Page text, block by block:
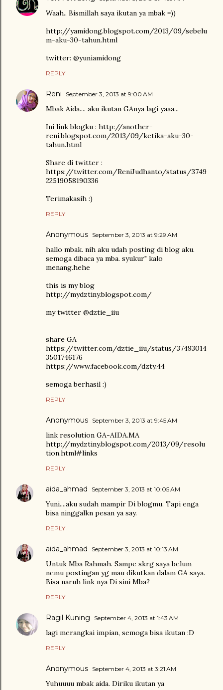
Waah.. Bismillah saya ikutan ya mbak =))
http://yamidong.blogspot.com/2013/09/sebelu
m-aku-30-tahun.html
twitter: @yuniamidong
REPLY
Reni September 3, 2013 at 9:00 AM
Mbak Aida.... aku ikutan GAnya lagi yaaa...
Ini link blogku : http://another-
reni.blogspot.com/2013/09/ketika-aku-30-
tahun.html
Share di twitter :
https://twitter.com/ReniJudhanto/status/3749
22519058190336
Terimakasih :)
REPLY
Anonymous September 3, 2013 at 9:29 AM
hallo mbak. nih aku udah posting di blog aku.
semoga dibaca ya mba. syukur" kalo
menang.hehe
this is my blog
http://mydztiny.blogspot.com/
my twitter @dztie_iiu
share GA
https://twitter.com/dztie_iiu/status/37493014
3501746176
https://www.facebook.com/dzty.44
semoga berhasil :)
REPLY
Anonymous September 3, 2013 at 9:45 AM
link resolution GA-AIDA.MA
http://mydztiny.blogspot.com/2013/09/resolu
tion.html#links
REPLY
aida_ahmad September 3, 2013 at 10:05 AM
Yuni....aku sudah mampir Di blogmu. Tapi enga
bisa ninggalkn pesan ya say.
REPLY
aida_ahmad September 3, 2013 at 10:13 AM
Untuk Mba Rahmah. Sampe skrg saya belum
nemu postingan yg mau dikutkan dalam GA saya.
Bisa naruh link nya Di sini Mba?
REPLY
Ragil Kuning September 4, 2013 at 1:43 AM
lagi merangkai impian, semoga bisa ikutan :D
REPLY
Anonymous September 4, 2013 at 3:21 AM
Yuhuuuu mbak aida. Diriku ikutan ya